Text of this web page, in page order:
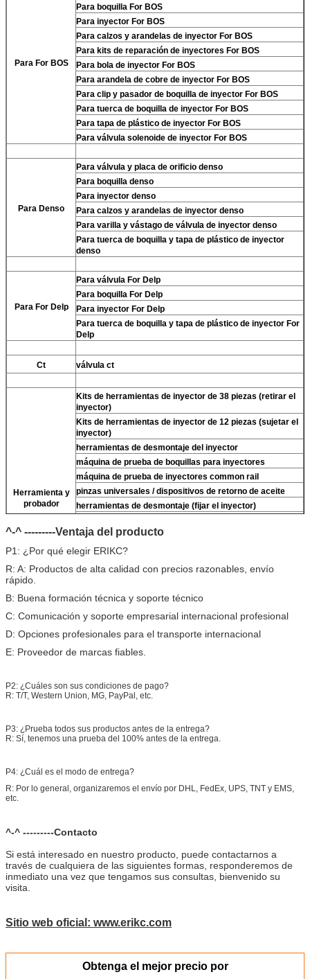
Para For BOS
Para boquilla For BOS
Para inyector For BOS
Para calzos y arandelas de inyector For BOS
Para kits de reparación de inyectores For BOS
Para bola de inyector For BOS
Para arandela de cobre de inyector For BOS
Para clip y pasador de boquilla de inyector For BOS
Para tuerca de boquilla de inyector For BOS
Para tapa de plástico de inyector For BOS
Para válvula solenoide de inyector For BOS
Para Denso
Para válvula y placa de orificio denso
Para boquilla denso
Para inyector denso
Para calzos y arandelas de inyector denso
Para varilla y vástago de válvula de inyector denso
Para tuerca de boquilla y tapa de plástico de inyector
denso
Para For Delp
Para válvula For Delp
Para boquilla For Delp
Para inyector For Delp
Para tuerca de boquilla y tapa de plástico de inyector For
Delp
Ct válvula ct
Herramienta y
probador
Kits de herramientas de inyector de 38 piezas (retirar el
inyector)
Kits de herramientas de inyector de 12 piezas (sujetar el
inyector)
herramientas de desmontaje del inyector
máquina de prueba de boquillas para inyectores
máquina de prueba de inyectores common rail
pinzas universales / dispositivos de retorno de aceite
herramientas de desmontaje (fijar el inyector)
denso)
limpiador ultrasónico (limpiar la suciedad del inyector)
Kits de prueba multifunción de inyectores CR
BOS/Para denso/Para For Delp/ Para ct piezo)
^-^ ---------Ventaja del producto
P1: ¿Por qué elegir ERIKC?
R: A: Productos de alta calidad con precios razonables, envío
rápido.
B: Buena formación técnica y soporte técnico
C: Comunicación y soporte empresarial internacional profesional
D: Opciones profesionales para el transporte internacional
E: Proveedor de marcas fiables.
P2: ¿Cuáles son sus condiciones de pago?
R: T/T, Western Union, MG, PayPal, etc.
P3: ¿Prueba todos sus productos antes de la entrega?
R: Sí, tenemos una prueba del 100% antes de la entrega.
P4: ¿Cuál es el modo de entrega?
R: Por lo general, organizaremos el envío por DHL, FedEx, UPS, TNT y EMS,
etc.
^-^ ---------Contacto
Si está interesado en nuestro producto, puede contactarnos a
través de cualquiera de las siguientes formas, responderemos de
inmediato una vez que tengamos sus consultas, bienvenido su
visita.
Sitio web oficial: www.erikc.com
Obtenga el mejor precio por